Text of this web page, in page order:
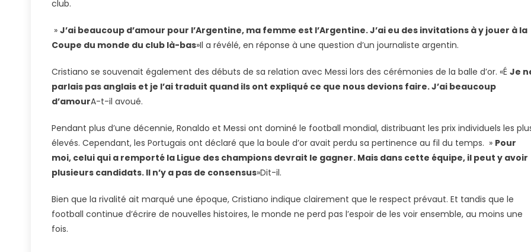
Club
|
Du
Monde
club.
» J’ai beaucoup d’amour pour l’Argentine, ma femme est l’Argentine. J’ai eu des invitations à y jouer à la
Coupe du monde du club là-bas»Il a révélé, en réponse à une question d’un journaliste argentin.
Cristiano se souvenait également des débuts de sa relation avec Messi lors des cérémonies de la balle d’or. «É Je
parlais pas anglais et je l’ai traduit quand ils ont expliqué ce que nous devions faire. J’ai beaucoup
d’amourA-t-il avoué.
Pendant plus d’une décennie, Ronaldo et Messi ont dominé le football mondial, distribuant les prix individuels les
élevés. Cependant, les Portugais ont déclaré que la boule d’or avait perdu sa pertinence au fil du temps. » Pour
moi, celui qui a remporté la Ligue des champions devrait le gagner. Mais dans cette équipe, il peut y avoir
plusieurs candidats. Il n’y a pas de consensus»Dit-il.
Bien que la rivalité ait marqué une époque, Cristiano indique clairement que le respect prévaut. Et tandis que le
football continue d’écrire de nouvelles histoires, le monde ne perd pas l’espoir de les voir ensemble, au moins une
fois.